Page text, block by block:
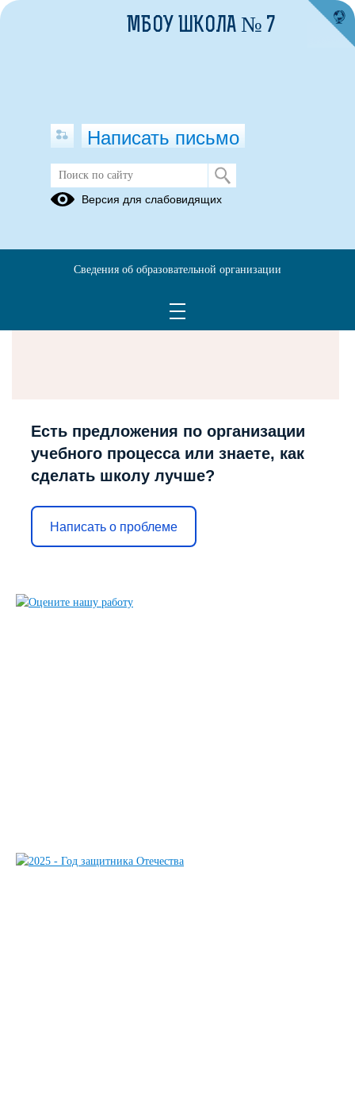
Есть предложения по организации
учебного процесса или знаете, как
сделать школу лучше?
Написать о проблеме
МБОУ ШКОЛА № 7
Написать письмо
Версия для слабовидящих
Сведения об образовательной организации